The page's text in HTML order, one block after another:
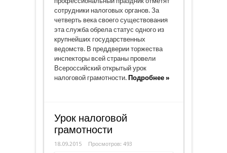
сотрудники налоговых органов. За
четверть века своего существования
эта служба обрела статус одного из
крупнейших государственных
ведомств. В преддверии торжества
инспекторы всей страны провели
Всероссийский открытый урок
налоговой грамотности. Подробнее »
Урок налоговой
грамотности
18.09.2015 Просмотров: 493